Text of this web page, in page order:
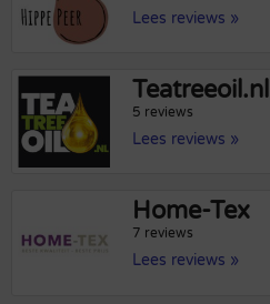
Lees reviews »
Teatreeoil.nl
5 reviews
Lees reviews »
Home-Tex
7 reviews
Lees reviews »